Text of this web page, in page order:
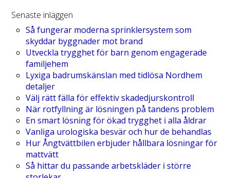
Senaste inläggen
Så fungerar moderna sprinklersystem som
skyddar byggnader mot brand
Utveckla trygghet för barn genom engagerade
familjehem
Lyxiga badrumskänslan med tidlösa Nordhem
detaljer
Välj rätt fälla för effektiv skadedjurskontroll
När rotfyllning är lösningen på tandens problem
En smart lösning för ökad trygghet i alla åldrar
Vanliga urologiska besvär och hur de behandlas
Hur Ångtvättbilen erbjuder hållbara lösningar för
mattvätt
Så hittar du passande arbetskläder i större